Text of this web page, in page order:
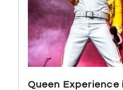
Queen Experience